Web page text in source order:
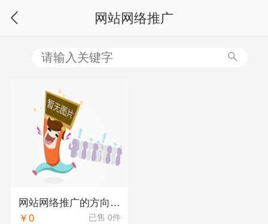
网站网络推广
网站网络推广的方向有哪些
￥0
已售 0件